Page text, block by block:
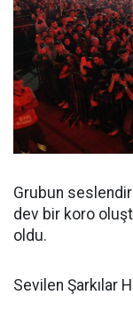
Grubun
dev bir koro
oldu.
Sevilen Şarkılar